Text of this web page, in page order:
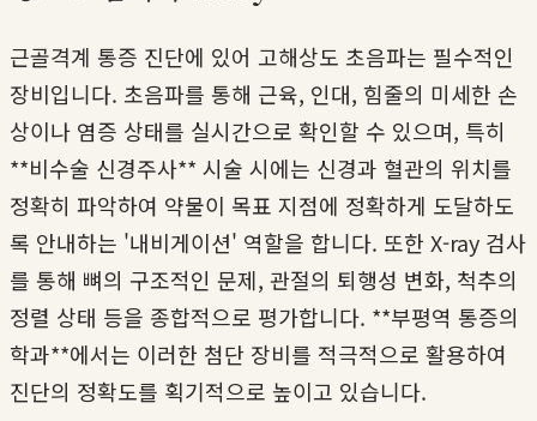
근골격계 통증 진단에 있어 고해상도 초음파는 필수적인
장비입니다. 초음파를 통해 근육, 인대, 힘줄의 미세한 손
상이나 염증 상태를 실시간으로 확인할 수 있으며, 특히
**비수술 신경주사** 시술 시에는 신경과 혈관의 위치를
정확히 파악하여 약물이 목표 지점에 정확하게 도달하도
록 안내하는 '내비게이션' 역할을 합니다. 또한 X-ray 검사
를 통해 뼈의 구조적인 문제, 관절의 퇴행성 변화, 척추의
정렬 상태 등을 종합적으로 평가합니다. **부평역 통증의
학과**에서는 이러한 첨단 장비를 적극적으로 활용하여
진단의 정확도를 획기적으로 높이고 있습니다.